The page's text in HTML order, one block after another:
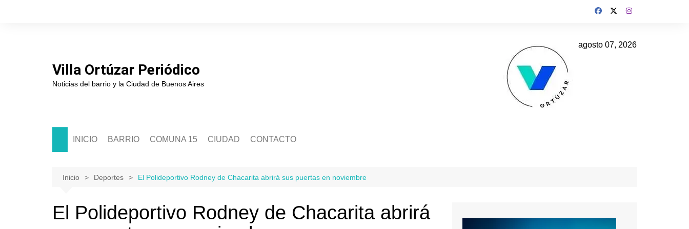
Villa Ortúzar Periódico
Noticias del barrio y la Ciudad de Buenos Aires
agosto 07, 2026
INICIO BARRIO
Junta de Estudios Históricos
Escuelas
COMUNA 15
Junta Comunal 15
CIUDAD
Ecología
Justicia
Política
Economía
Cultura
CONTACTO
Inicio Deportes El Polideportivo Rodney de Chacarita abrirá sus puertas en noviembre
El Polideportivo Rodney de Chacarita abrirá